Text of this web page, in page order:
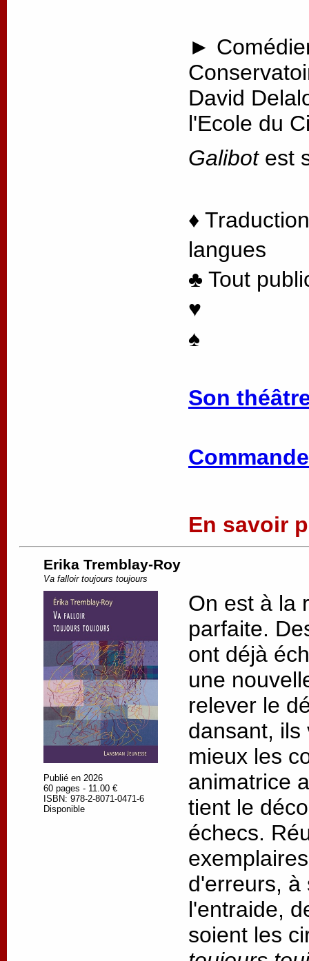
►
David
l'Ecole du
Galibotest
♦
langues
♣ Tout
♥
♠
Son
En savoir
Erika Tremblay-Roy
Va falloir toujours toujours
Publié en 2026
60 pages - 11.00 €
ISBN: 978-2-8071-0471-6
Disponible
On est à la
parfaite.
ont déjà
une
relever le
dansant, ils
mieux les
animatrice
tient le
échecs.
d'erreurs, à
l'entraide,
soient les